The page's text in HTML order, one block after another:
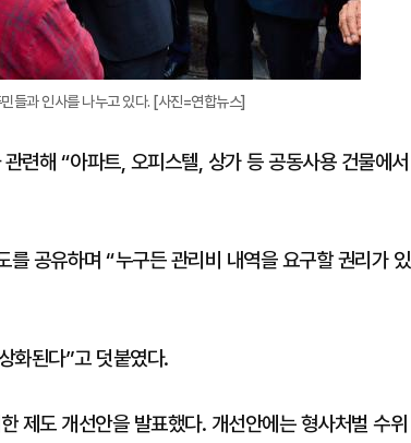
들과 인사를 나누고 있다. [사진=연합뉴스]
련해 “아파트, 오피스텔, 상가 등 공동사용 건물에서
공유하며 “누구든 관리비 내역을 요구할 권리가 있
화된다”고 덧붙였다.
제도 개선안을 발표했다. 개선안에는 형사처벌 수위